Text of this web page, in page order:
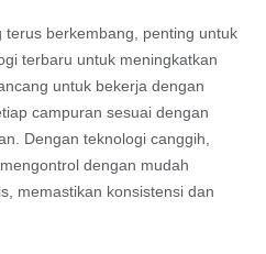
terus berkembang, penting untuk
terbaru untuk meningkatkan
untuk bekerja dengan
campuran sesuai dengan
Dengan teknologi canggih,
dengan mudah
memastikan konsistensi dan